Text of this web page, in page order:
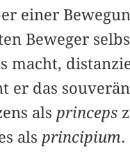
einer
Beweger
macht,
er das
als princeps
als principium.